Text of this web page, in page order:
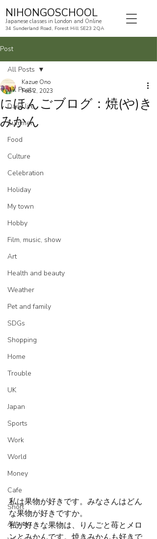
NIHONGOSCHOOL
Japanese classes in London and Online
34 Sunderland Road, Forest Hill SE23 2QA
Post
All Posts
Daily life
Summer
Food
Culture
Celebration
Holiday
My town
Hobby
Film, music, show
Art
Health and beauty
Weather
Pet and family
SDGs
Shopping
Home
Trouble
UK
Japan
Sports
Work
World
Money
Cafe
Short
Autumn
All Posts
にほんごブログ：焼(や)き
みかん
Kazue Ono
Feb 2, 2023
私は果物が好きです。みなさんはどん
な果物が好きですか。
私が好きな果物は、りんごと苺とメロ